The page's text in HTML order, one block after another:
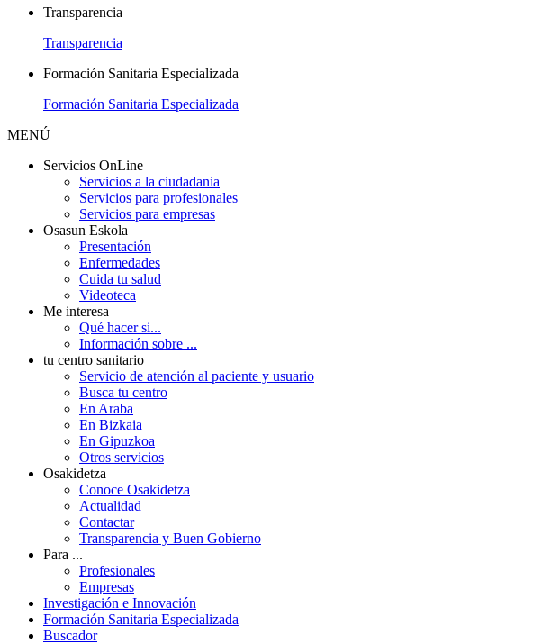
Transparencia
Transparencia
Formación Sanitaria Especializada
Formación Sanitaria Especializada
MENÚ
Servicios OnLine
Servicios a la ciudadania
Servicios para profesionales
Servicios para empresas
Osasun Eskola
Presentación
Enfermedades
Cuida tu salud
Videoteca
Me interesa
Qué hacer si...
Información sobre ...
tu centro sanitario
Servicio de atención al paciente y usuario
Busca tu centro
En Araba
En Bizkaia
En Gipuzkoa
Otros servicios
Osakidetza
Conoce Osakidetza
Actualidad
Contactar
Transparencia y Buen Gobierno
Para ...
Profesionales
Empresas
Investigación e Innovación
Formación Sanitaria Especializada
Buscador